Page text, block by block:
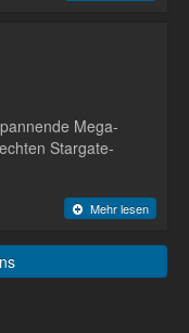
Mega-
Stargate-
Mehr lesen